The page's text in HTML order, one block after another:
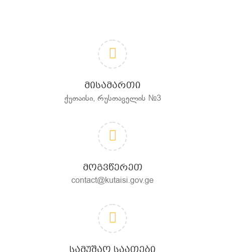
ᲛᲘᲡᲐᲛᲐᲠᲗᲘ
ქუთაისი, რუსთაველის №3
ᲛᲝᲒᲕᲬᲔᲠᲔᲗ
contact@kutaisi.gov.ge